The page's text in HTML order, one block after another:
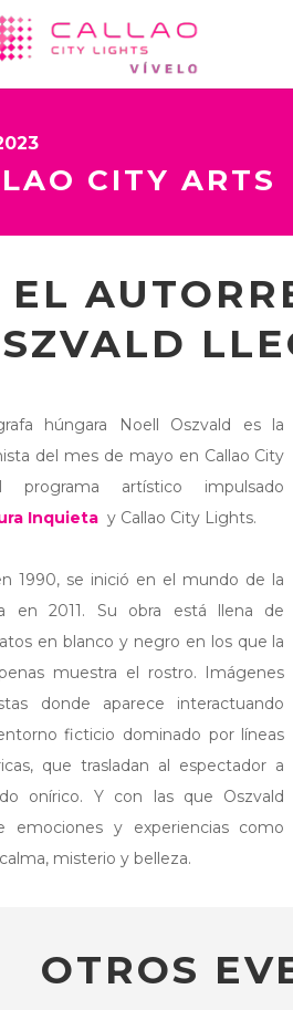
CITY ARTS
EL
húngara Noell Oszvald es la
del mes de mayo en Callao City
programa artístico impulsado
Inquieta y Callao City Lights.
1990, se inició en el mundo de la
en 2011. Su obra está llena de
en blanco y negro en los que la
muestra el rostro. Imágenes
donde aparece interactuando
ficticio dominado por líneas
que trasladan al espectador a
onírico. Y con las que Oszvald
emociones y experiencias como
misterio y belleza.
OTROS